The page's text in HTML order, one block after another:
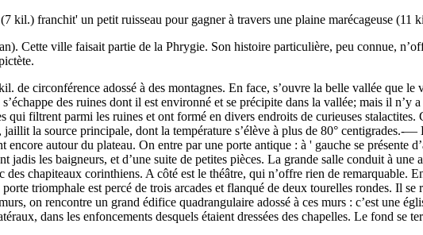
kil.) franchit' un petit ruisseau pour gagner à travers une plaine marécageuse (11
Cette ville faisait partie de la Phrygie. Son histoire particulière, peu connue,
de circonférence adossé à des montagnes. En face, s’ouvre la belle vallée que le
des ruines dont il est environné et se précipite dans la vallée; mais il n’y
filtrent parmi les ruines et ont formé en divers endroits de curieuses stalactites.
la source principale, dont la température s’élève à plus de 80° centigrades.-—
autour du plateau. On entre par une porte antique : à ' gauche se présente
jadis les baigneurs, et d’une suite de petites pièces. La grande salle conduit à
chapiteaux corinthiens. A côté est le théâtre, qui n’offre rien de remarquable.
triomphale est percé de trois arcades et flanqué de deux tourelles rondes. Il
on rencontre un grand édifice quadrangulaire adossé à ces murs : c’est une
dans les enfoncements desquels étaient dressées des chapelles. Le fond se